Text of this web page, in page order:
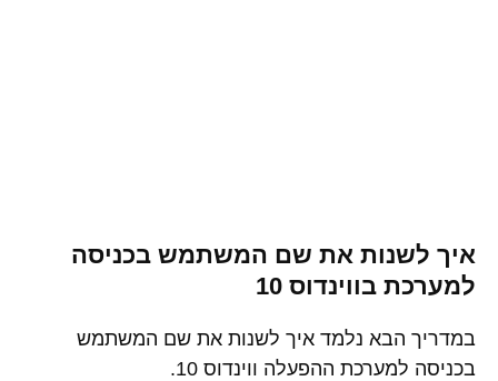
איך לשנות את שם המשתמש בכניסה
למערכת בווינדוס 10
במדריך הבא נלמד איך לשנות את שם המשתמש
בכניסה למערכת ההפעלה ווינדוס 10.